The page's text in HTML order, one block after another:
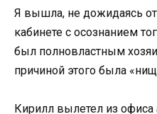
Я вышла, не дожидаясь
кабинете с осознанием
был полновластным
причиной этого была
Кирилл вылетел из